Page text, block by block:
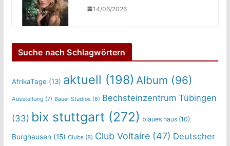
14/06/2026
Suche nach Schlagwörtern
AfrikaTage (13) aktuell (198) Album (96)
Ausstellung (7) Bauer Studios (6) Bechsteinzentrum Tübingen
(33) bix stuttgart (272) blaues haus(10)
Burghausen (15) Clubs(8) Club Voltaire(47) Deutscher